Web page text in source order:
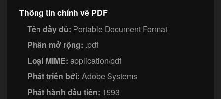
Thông tin chính về PDF
Tên đầy đủ: Portable Document Format
Phần mở rộng: .pdf
Loại MIME: application/pdf
Phát triển bởi: Adobe Systems
Phát hành đầu tiên: 1993